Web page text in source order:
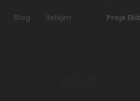
Blog İletişim Proje